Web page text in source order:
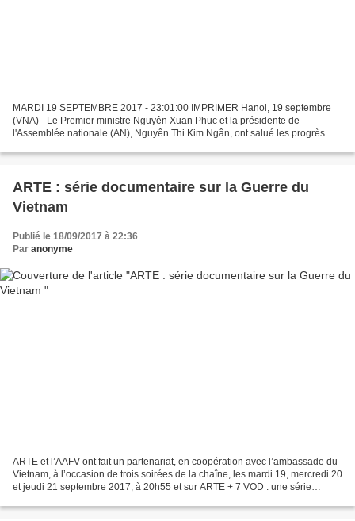
MARDI 19 SEPTEMBRE 2017 - 23:01:00 IMPRIMER Hanoi, 19 septembre
(VNA) - Le Premier ministre Nguyên Xuan Phuc et la présidente de
l'Assemblée nationale (AN), Nguyên Thi Kim Ngân, ont salué les progrès
ARTE : série documentaire sur la Guerre du
Vietnam
Publié le 18/09/2017 à 22:36
Par anonyme
ARTE et l’AAFV ont fait un partenariat, en coopération avec l’ambassade du
Vietnam, à l’occasion de trois soirées de la chaîne, les mardi 19, mercredi 20
et jeudi 21 septembre 2017, à 20h55 et sur ARTE + 7 VOD : une série